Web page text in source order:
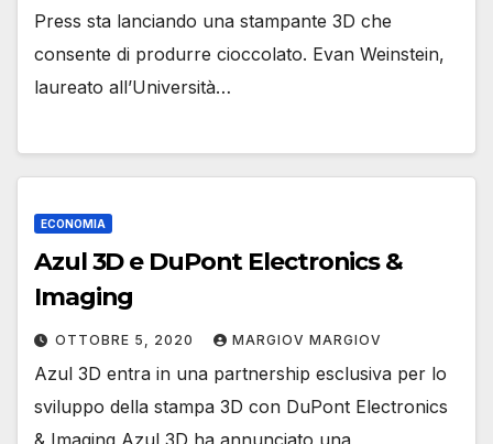
Press sta lanciando una stampante 3D che
consente di produrre cioccolato. Evan Weinstein,
laureato all’Università…
ECONOMIA
Azul 3D e DuPont Electronics &
Imaging
OTTOBRE 5, 2020 MARGIOV MARGIOV
Azul 3D entra in una partnership esclusiva per lo
sviluppo della stampa 3D con DuPont Electronics